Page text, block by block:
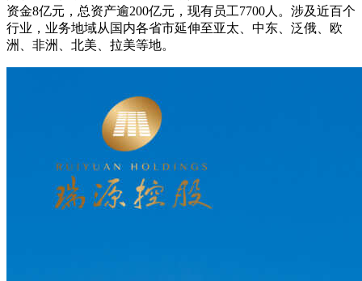
资金8亿元，总资产逾200亿元，现有员工7700人。涉及近百个
行业，业务地域从国内各省市延伸至亚太、中东、泛俄、欧
洲、非洲、北美、拉美等地。